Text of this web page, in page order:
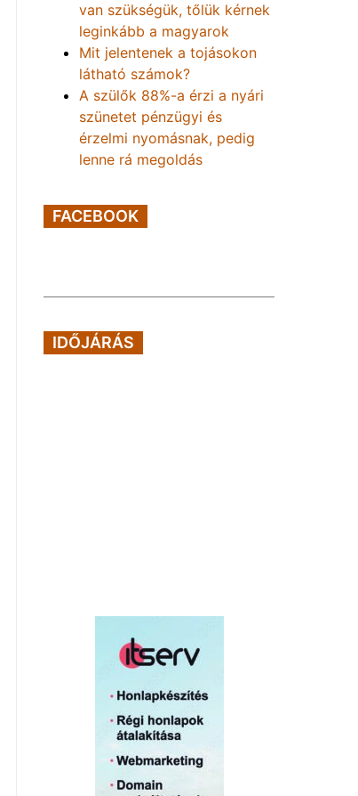
van szükségük, tőlük kérnek
leginkább a magyarok
Mit jelentenek a tojásokon
látható számok?
A szülők 88%-a érzi a nyári
szünetet pénzügyi és
érzelmi nyomásnak, pedig
lenne rá megoldás
FACEBOOK
IDŐJÁRÁS